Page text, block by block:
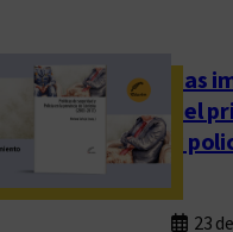
Las
del
y
23